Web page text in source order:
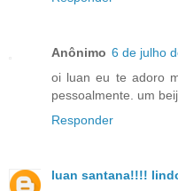
Anônimo 6 de julho
oi luan eu te adoro
pessoalmente. um
Responder
luan santana!!!!